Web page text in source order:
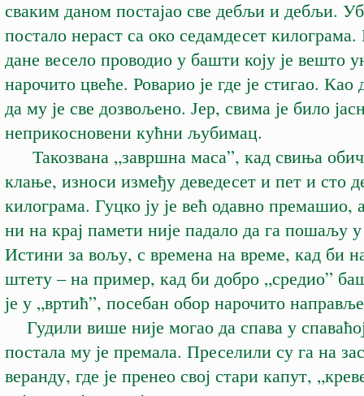
сваким даном постајао све дебљи и дебљи.
постало нераст са око седамдесет
дане весело проводио у башти коју је вешто
нарочито цвеће. Роварио је где је стигао. Као
да му је све дозвољено. Јер, свима је било
неприкосновени кућни љубимац.
Такозвана „завршна маса”, кад свиња
клање, износи између деведесет и пет и сто
килограма. Гуцко ју је већ одавно премашио,
ни на крај памети није падало да га пошаљу
Истини за вољу, с времена на време, кад би
штету – на пример, кад би добро „средио”
је у „вртић”, посебан обор нарочито
Гудили више није могао да спава у
постала му је премала. Преселили су га на
веранду, где је пренео свој стари капут,